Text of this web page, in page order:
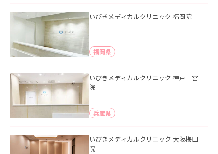
いびきメディカルクリニック 福岡院
福岡県
いびきメディカルクリニック 神戸三宮
院
兵庫県
いびきメディカルクリニック 大阪梅田
院